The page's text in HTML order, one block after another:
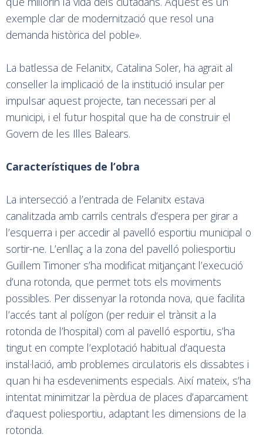
exemple clar de modernització que resol una
demanda històrica del poble».
La batlessa de Felanitx, Catalina Soler, ha agraït al
conseller la implicació de la institució insular per
impulsar aquest projecte, tan necessari per al
municipi, i el futur hospital que ha de construir el
Govern de les Illes Balears.
Característiques de l’obra
La intersecció a l’entrada de Felanitx estava
canalitzada amb carrils centrals d’espera per girar a
l’esquerra i per accedir al pavelló esportiu municipal o
sortir-ne. L’enllaç a la zona del pavelló poliesportiu
Guillem Timoner s’ha modificat mitjançant l’execució
d’una rotonda, que permet tots els moviments
possibles. Per dissenyar la rotonda nova, que facilita
l’accés tant al polígon (per reduir el trànsit a la
rotonda de l’hospital) com al pavelló esportiu, s’ha
tingut en compte l’explotació habitual d’aquesta
instal·lació, amb problemes circulatoris els dissabtes i
quan hi ha esdeveniments especials. Així mateix, s’ha
intentat minimitzar la pèrdua de places d’aparcament
d’aquest poliesportiu, adaptant les dimensions de la
rotonda.